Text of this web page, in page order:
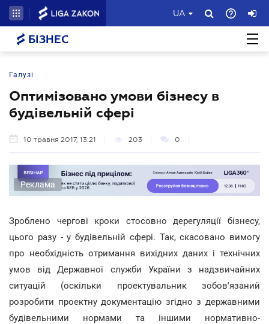
UA
БІЗНЕС
Галузі
Оптимізовано умови бізнесу в
будівельній сфері
10 травня 2017, 13:21 203 0
Реклама
Зроблено чергові кроки стосовно дерегуляції бізнесу,
цього разу - у будівельній сфері. Так, скасовано вимогу
про необхідність отримання вихідних даних і технічних
умов від Державної служби України з надзвичайних
ситуацій (оскільки проектувальник зобов'язаний
розробити проектну документацію згідно з державними
будівельними нормами та іншими нормативно-